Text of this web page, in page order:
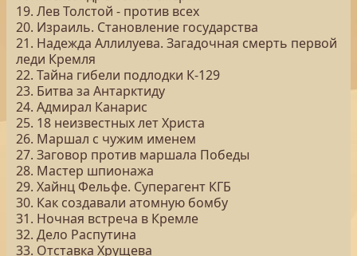
19. Лев Толстой - против всех
20. Израиль. Становление государства
21. Надежда Аллилуева. Загадочная смерть первой
леди Кремля
22. Тайна гибели подлодки К-129
23. Битва за Антарктиду
24. Адмирал Канарис
25. 18 неизвестных лет Христа
26. Маршал с чужим именем
27. Заговор против маршала Победы
28. Мастер шпионажа
29. Хайнц Фельфе. Суперагент КГБ
30. Как создавали атомную бомбу
31. Ночная встреча в Кремле
32. Дело Распутина
33. Отставка Хрущева